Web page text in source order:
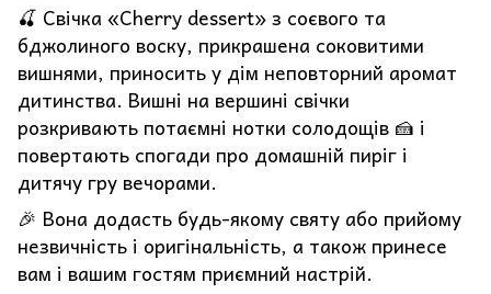
🍒 Свічка «Cherry dessert» з соєвого та
бджолиного воску, прикрашена соковитими
вишнями, приносить у дім неповторний аромат
дитинства. Вишні на вершині свічки
розкривають потаємні нотки солодощів 🍰 і
повертають спогади про домашній пиріг і
дитячу гру вечорами.
🎉 Вона додасть будь-якому святу або прийому
незвичність і оригінальність, а також принесе
вам і вашим гостям приємний настрій.